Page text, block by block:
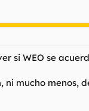
si WEO se
mucho